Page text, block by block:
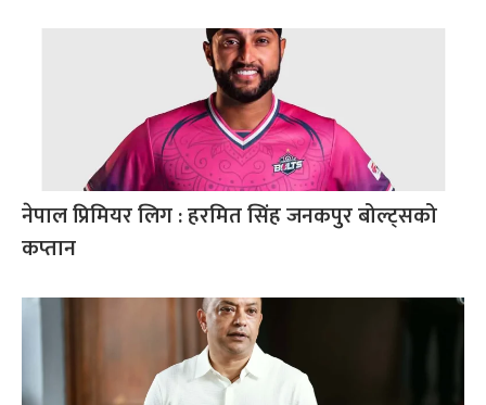
नेपाल प्रिमियर लिग : हरमित सिंह जनकपुर बोल्ट्सको
कप्तान